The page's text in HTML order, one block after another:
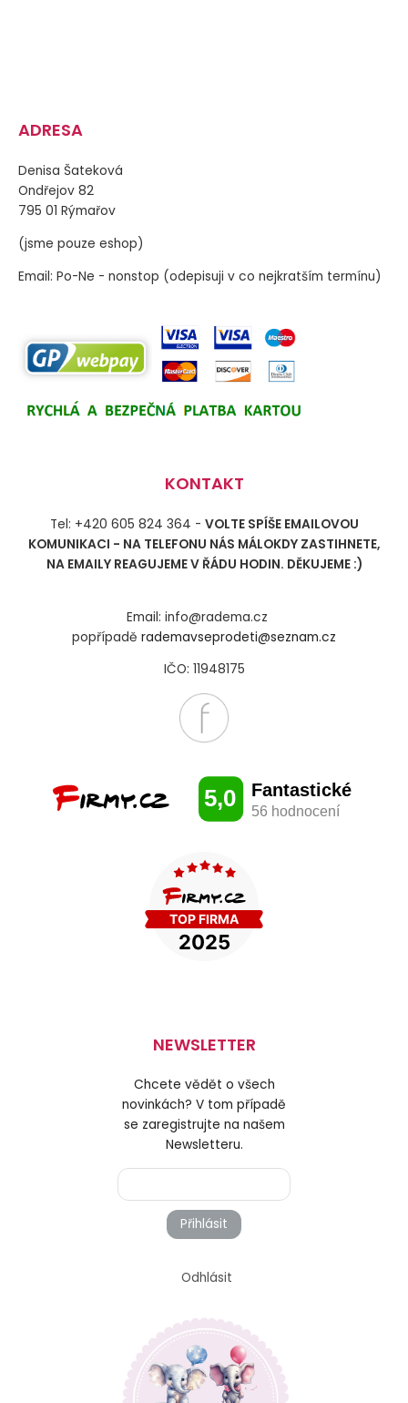
ADRESA
Denisa Šateková
Ondřejov 82
795 01 Rýmařov
(jsme pouze eshop)
Email: Po-Ne - nonstop (odepisuji v co nejkratším termínu)
KONTAKT
Tel: +420 605 824 364 - VOLTE SPÍŠE EMAILOVOU
KOMUNIKACI - NA TELEFONU NÁS MÁLOKDY ZASTIHNETE,
NA EMAILY REAGUJEME V ŘÁDU HODIN. DĚKUJEME :)
Email: info@radema.cz
popřípadě rademavseprodeti@seznam.cz
IČO: 11948175
NEWSLETTER
Chcete vědět o všech
novinkách? V tom případě
se zaregistrujte na našem
Newsletteru.
Přihlásit
Odhlásit